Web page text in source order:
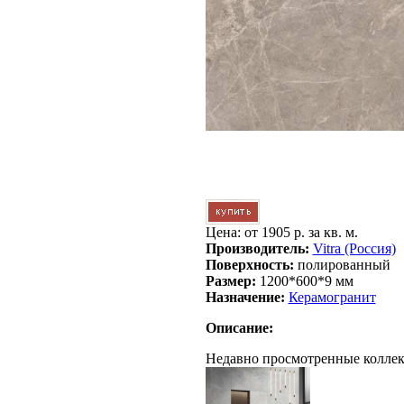
Цена: от 1905 р. за кв. м.
Производитель: Vitra (Россия)
Поверхность: полированный
Размер: 1200*600*9 мм
Назначение: Керамогранит
Описание:
Недавно просмотренные